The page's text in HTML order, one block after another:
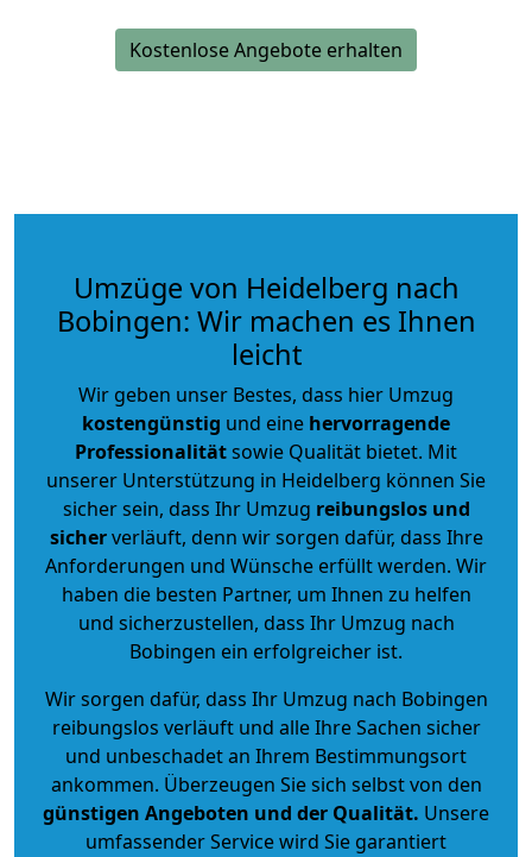
Kostenlose Angebote erhalten
Umzüge von Heidelberg nach
Bobingen: Wir machen es Ihnen
leicht
Wir geben unser Bestes, dass hier Umzug
kostengünstig und eine hervorragende
Professionalitätsowie Qualität bietet. Mit
unserer Unterstützung in Heidelberg können Sie
sicher sein, dass Ihr Umzug reibungslos und
sicherverläuft, denn wir sorgen dafür, dass Ihre
Anforderungen und Wünsche erfüllt werden. Wir
haben die besten Partner, um Ihnen zu helfen
und sicherzustellen, dass Ihr Umzug nach
Bobingen ein erfolgreicher ist.
Wir sorgen dafür, dass Ihr Umzug nach Bobingen
reibungslos verläuft und alle Ihre Sachen sicher
und unbeschadet an Ihrem Bestimmungsort
ankommen. Überzeugen Sie sich selbst von den
günstigen Angeboten und der Qualität. Unsere
umfassender Service wird Sie garantiert